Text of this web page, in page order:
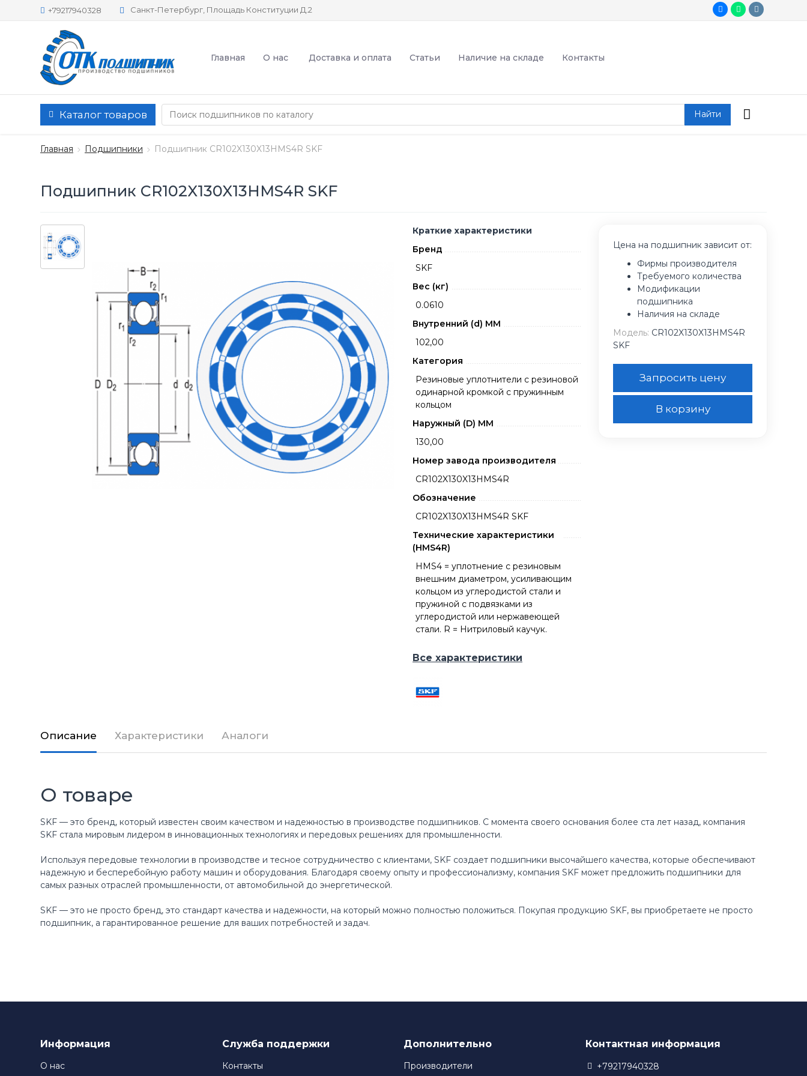
+79217940328 Санкт-Петербург, Площадь Конституции Д.2
Главная О нас Доставка и оплата Статьи Наличие на складе Контакты
Каталог товаров Найти
Главная Подшипники Подшипник CR102X130X13HMS4R SKF
Подшипник CR102X130X13HMS4R SKF
Краткие характеристики
Бренд
SKF
Вес (кг)
0.0610
Внутренний (d) ММ
102,00
Категория
Резиновые уплотнители с резиновой
одинарной кромкой с пружинным
кольцом
Наружный (D) ММ
130,00
Номер завода производителя
CR102X130X13HMS4R
Обозначение
CR102X130X13HMS4R SKF
Технические характеристики
(HMS4R)
HMS4 = уплотнение с резиновым
внешним диаметром, усиливающим
кольцом из углеродистой стали и
пружиной с подвязками из
углеродистой или нержавеющей
стали. R = Нитриловый каучук.
Все характеристики
Цена на подшипник зависит от:
Фирмы производителя
Требуемого количества
Модификации
подшипника
Наличия на складе
Модель: CR102X130X13HMS4R
SKF
Запросить цену
В корзину
Описание Характеристики Аналоги
О товаре
SKF — это бренд, который известен своим качеством и надежностью в производстве подшипников. С момента своего основания более ста лет назад, компания
SKF стала мировым лидером в инновационных технологиях и передовых решениях для промышленности.
Используя передовые технологии в производстве и тесное сотрудничество с клиентами, SKF создает подшипники высочайшего качества, которые обеспечивают
надежную и бесперебойную работу машин и оборудования. Благодаря своему опыту и профессионализму, компания SKF может предложить подшипники для
самых разных отраслей промышленности, от автомобильной до энергетической.
SKF — это не просто бренд, это стандарт качества и надежности, на который можно полностью положиться. Покупая продукцию SKF, вы приобретаете не просто
подшипник, а гарантированное решение для ваших потребностей и задач.
Информация
О нас
Служба поддержки
Контакты
Дополнительно
Производители
Контактная информация
+79217940328